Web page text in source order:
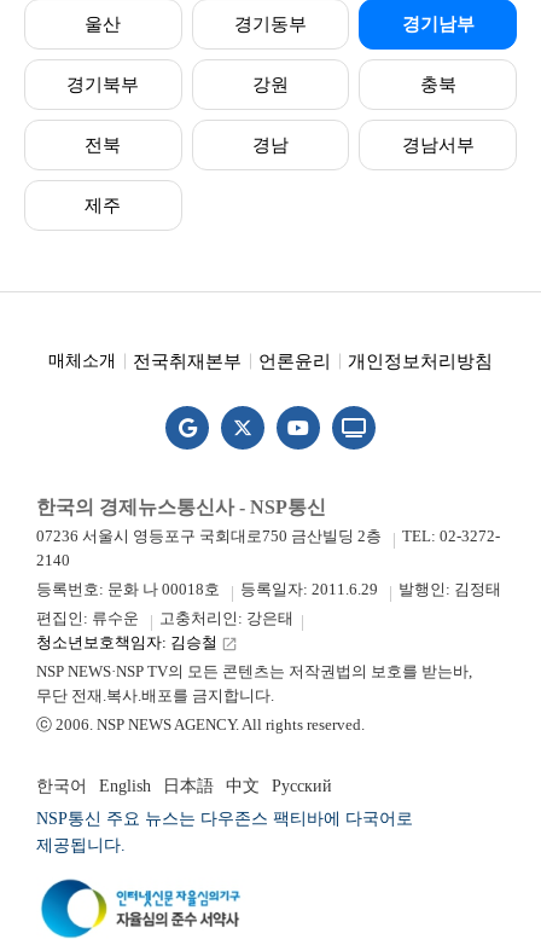
울산 경기동부 경기남부
경기북부 강원 충북
전북 경남 경남서부
제주
매체소개 전국취재본부 언론윤리 개인정보처리방침
한국의 경제뉴스통신사 - NSP통신
07236 서울시 영등포구 국회대로750 금산빌딩 2층
TEL: 02-3272-
2140
등록번호: 문화 나 00018호
등록일자: 2011.6.29
발행인: 김정태
편집인: 류수운
고충처리인: 강은태
청소년보호책임자: 김승철 launch
NSP NEWS·NSP TV의 모든 콘텐츠는 저작권법의 보호를 받는바,
무단 전재.복사.배포를 금지합니다.
ⓒ 2006. NSP NEWS AGENCY. All rights reserved.
한국어 English 日本語 中文
Русский
NSP통신 주요 뉴스는 다우존스 팩티바에 다국어로
제공됩니다.